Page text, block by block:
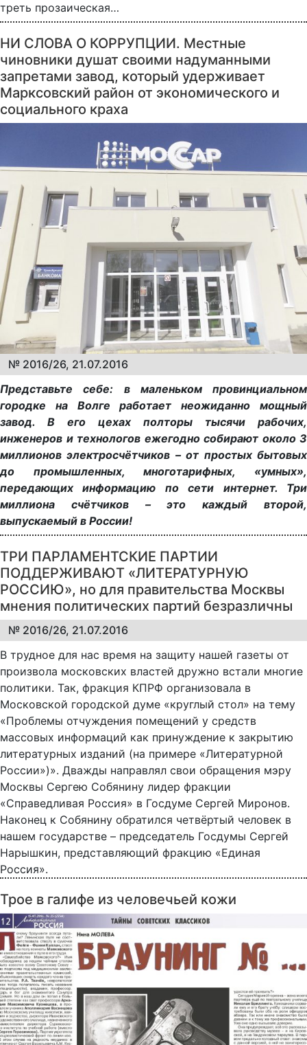
треть прозаическая…
НИ СЛОВА О КОРРУПЦИИ. Местные
чиновники душат своими надуманными
запретами завод, который удерживает
Марксовский район от экономического и
социального краха
№ 2016/26, 21.07.2016
Представьте себе: в маленьком провинциальном
городке на Волге работает неожиданно мощный
завод. В его цехах полторы тысячи рабочих,
инженеров и технологов ежегодно собирают около 3
миллионов электросчётчиков – от простых бытовых
до промышленных, многотарифных, «умных»,
передающих информацию по сети интернет. Три
миллиона счётчиков – это каждый второй,
выпускаемый в России!
ТРИ ПАРЛАМЕНТСКИЕ ПАРТИИ
ПОДДЕРЖИВАЮТ «ЛИТЕРАТУРНУЮ
РОССИЮ», но для правительства Москвы
мнения политических партий безразличны
№ 2016/26, 21.07.2016
В трудное для нас время на защиту нашей газеты от
произвола московских властей дружно встали многие
политики. Так, фракция КПРФ организовала в
Московской городской думе «круглый стол» на тему
«Проблемы отчуждения помещений у средств
массовых информаций как принуждение к закрытию
литературных изданий (на примере «Литературной
России»)». Дважды направлял свои обращения мэру
Москвы Сергею Собянину лидер фракции
«Справедливая Россия» в Госдуме Сергей Миронов.
Наконец к Собянину обратился четвёртый человек в
нашем государстве – председатель Госдумы Сергей
Нарышкин, представляющий фракцию «Единая
Россия».
Трое в галифе из человечьей кожи